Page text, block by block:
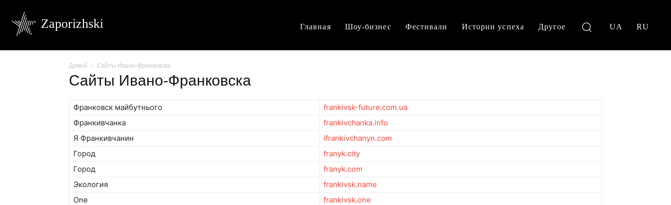
Zaporizhski Главная Шоу-бизнес Фестивали Истории успеха Другое UA RU
Домой Сайты Ивано-Франковска
Сайты Ивано-Франковска
Франковск майбутнього
frankivsk-future.com.ua
Франкивчанка
frankivchanka.info
Я Франкивчанин
ifrankivchanyn.com
Город
franyk.city
Город
franyk.com
Экология
frankivsk.name
One
frankivsk.one